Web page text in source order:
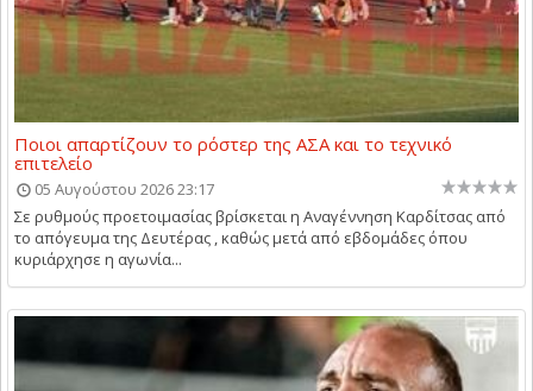
Ποιοι απαρτίζουν το ρόστερ της ΑΣΑ και το τεχνικό
επιτελείο
05 Αυγούστου 2026 23:17
Σε ρυθμούς προετοιμασίας βρίσκεται η Αναγέννηση Καρδίτσας από
το απόγευμα της Δευτέρας , καθώς μετά από εβδομάδες όπου
κυριάρχησε η αγωνία...